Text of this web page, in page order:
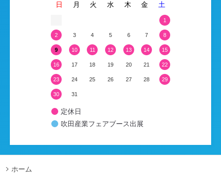
日 月 火 水 木 金 土
1
2 3 4 5 6 7 8
9 10 11 12 13 14 15
16 17 18 19 20 21 22
23 24 25 26 27 28 29
30 31
定休日
吹田産業フェアブース出展
ホーム